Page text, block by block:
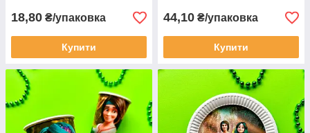
18,80 ₴/упаковка
Купити
44,10 ₴/упаковка
Купити